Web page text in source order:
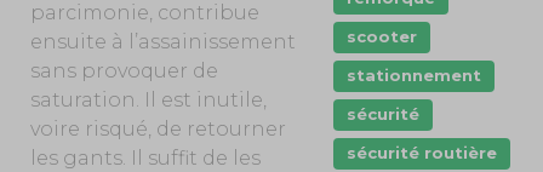
parcimonie, contribue
ensuite à l’assainissement
sans provoquer de
saturation. Il est inutile,
voire risqué, de retourner
les gants. Il suffit de les
scooter
stationnement
sécurité
sécurité routière